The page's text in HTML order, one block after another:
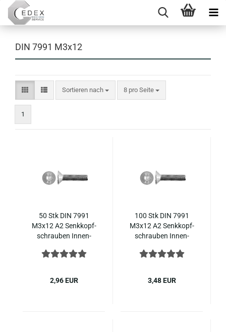
DIN 7991 M3x12
Sortieren nach
Sortieren nach 8 pro Seite
pro Seite
1
50 Stk DIN 7991
M3x12 A2 Senk­kopf­
schrau­ben In­nen­
Edel­stahl
2,96 EUR
100 Stk DIN 7991
M3x12 A2 Senk­kopf­
schrau­ben In­nen­
Edel­stahl
3,48 EUR